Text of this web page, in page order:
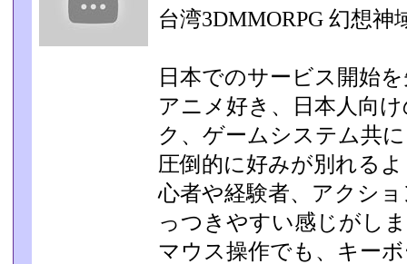
台湾3DMMORPG 幻想神
日本でのサービス開始
アニメ好き、日本人向
ク、ゲームシステム共に
圧倒的に好みが別れる
心者や経験者、アクシ
っつきやすい感じがし
マウス操作でも、キー